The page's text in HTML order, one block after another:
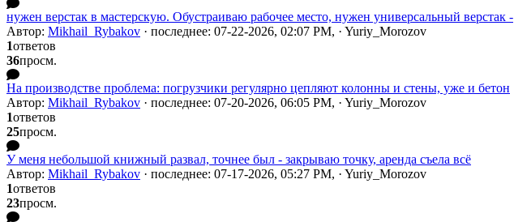
нужен верстак в мастерскую. Обустраиваю рабочее место, нужен универсальный верстак -
Автор: Mikhail_Rybakov · последнее: 07-22-2026, 02:07 PM, · Yuriy_Morozov
1ответов
36просм.
На производстве проблема: погрузчики регулярно цепляют колонны и стены, уже и бетон
Автор: Mikhail_Rybakov · последнее: 07-20-2026, 06:05 PM, · Yuriy_Morozov
1ответов
25просм.
У меня небольшой книжный развал, точнее был - закрываю точку, аренда съела всё
Автор: Mikhail_Rybakov · последнее: 07-17-2026, 05:27 PM, · Yuriy_Morozov
1ответов
23просм.